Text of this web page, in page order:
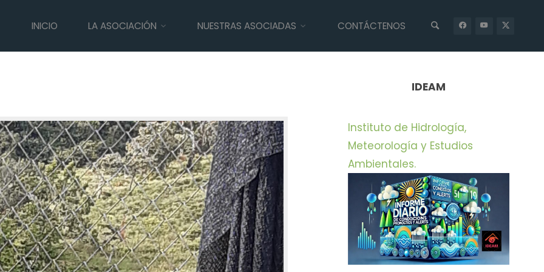
INICIO LA ASOCIACIÓN NUESTRAS ASOCIADAS CONTÁCTENOS
regresan a su hábitat
IDEAM
Instituto de Hidrología,
Meteorología y Estudios
Ambientales.